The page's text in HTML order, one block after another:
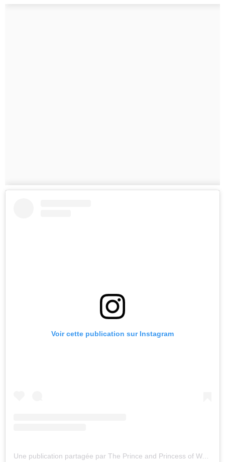
Voir cette publication sur Instagram
Une publication partagée par The Prince and Princess of Wales (@princeandprincessofwales)